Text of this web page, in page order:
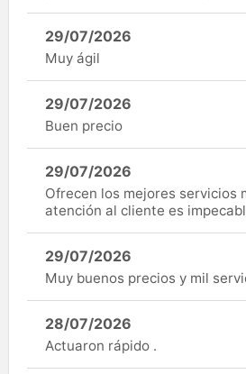
29/07/2026
Muy ágil
29/07/2026
Buen precio
29/07/2026
Ofrecen los mejores servicios
atención al cliente es
29/07/2026
Muy buenos precios y mil
28/07/2026
Actuaron rápido .